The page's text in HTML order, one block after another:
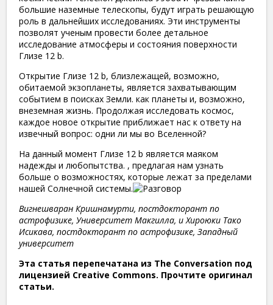
большие наземные телескопы, будут играть решающую
роль в дальнейших исследованиях. Эти инструменты
позволят ученым провести более детальное
исследование атмосферы и состояния поверхности
Глизе 12 b.
Открытие Глизе 12 b, близлежащей, возможно,
обитаемой экзопланеты, является захватывающим
событием в поисках Земли. как планеты и, возможно,
внеземная жизнь. Продолжая исследовать космос,
каждое новое открытие приближает нас к ответу на
извечный вопрос: одни ли мы во Вселенной?
На данный момент Глизе 12 b является маяком
надежды и любопытства. , предлагая нам узнать
больше о возможностях, которые лежат за пределами
нашей Солнечной системы.
Вигнешваран Кришнамурти, постдокторант по
астрофизике, Университет Макгилла, и Хироюки Тако
Исикава, постдокторант по астрофизике, Западный
университет
Эта статья перепечатана из The Conversation под
лицензией Creative Commons. Прочтите оригинал
статьи.